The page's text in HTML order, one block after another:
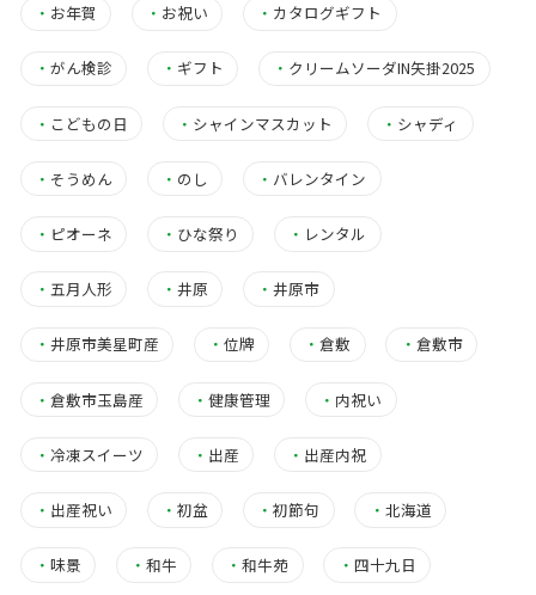
・ お年賀 ・ お祝い ・ カタログギフト
・ がん検診 ・ ギフト ・ クリームソーダIN矢掛2025
・ こどもの日 ・ シャインマスカット ・ シャディ
・ そうめん ・ のし ・ バレンタイン
・ ピオーネ ・ ひな祭り ・ レンタル
・ 五月人形 ・井原 ・井原市
・ 井原市美星町産 ・位牌 ・倉敷 ・ 倉敷市
・ 倉敷市玉島産 ・健康管理 ・ 内祝い
・ 冷凍スイーツ ・ 出産 ・ 出産内祝
・ 出産祝い ・初盆 ・初節句 ・ 北海道
・ 味景 ・和牛 ・和牛苑 ・ 四十九日